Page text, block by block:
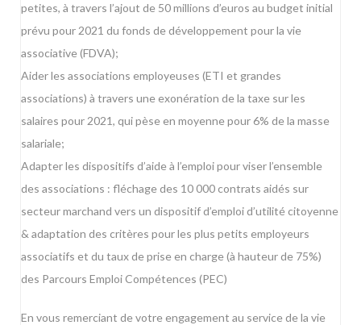
petites, à travers l’ajout de 50 millions d’euros au budget initial
prévu pour 2021 du fonds de développement pour la vie
associative (FDVA);
Aider les associations employeuses (ETI et grandes
associations) à travers une exonération de la taxe sur les
salaires pour 2021, qui pèse en moyenne pour 6% de la masse
salariale;
Adapter les dispositifs d’aide à l’emploi pour viser l’ensemble
des associations : fléchage des 10 000 contrats aidés sur
secteur marchand vers un dispositif d’emploi d’utilité citoyenne
& adaptation des critères pour les plus petits employeurs
associatifs et du taux de prise en charge (à hauteur de 75%)
des Parcours Emploi Compétences (PEC)
En vous remerciant de votre engagement au service de la vie